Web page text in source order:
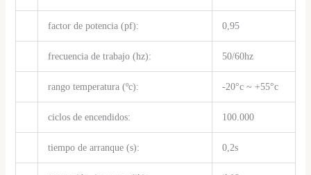
factor de potencia (pf): 0,95
frecuencia de trabajo (hz): 50/60hz
rango temperatura (ºc): -20°c ~ +55°c
ciclos de encendidos: 100.000
tiempo de arranque (s): 0,2s